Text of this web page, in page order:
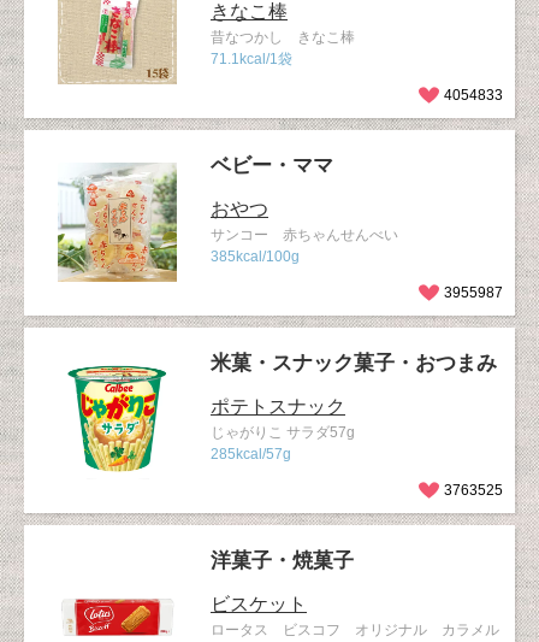
きなこ棒
昔なつかし きなこ棒
71.1kcal/1袋
4054833
ベビー・ママ
おやつ
サンコー 赤ちゃんせんべい
385kcal/100g
3955987
米菓・スナック菓子・おつまみ
ポテトスナック
じゃがりこ サラダ57g
285kcal/57g
3763525
洋菓子・焼菓子
ビスケット
ロータス ビスコフ オリジナル カラメル